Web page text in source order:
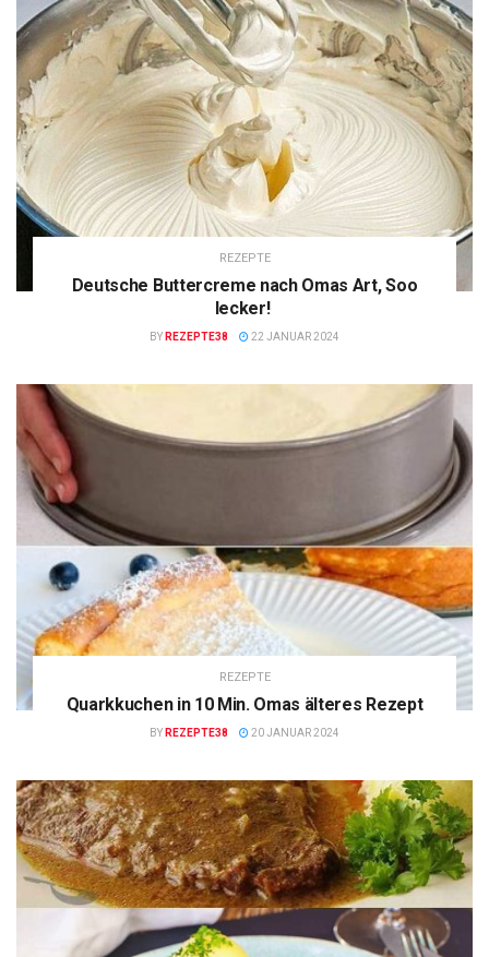
REZEPTE
Deutsche Buttercreme nach Omas Art, Soo
lecker!
BY REZEPTE38 22 JANUAR 2024
REZEPTE
Quarkkuchen in 10 Min. Omas älteres Rezept
BY REZEPTE38 20 JANUAR 2024